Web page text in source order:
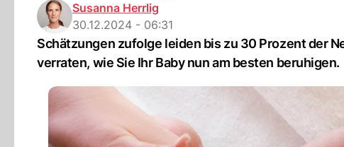
Susanna Herrlig
30.12.2024 - 06:31
Schätzungen zufolge leiden bis zu 30 Prozent der
verraten, wie Sie Ihr Baby nun am besten beruhigen.